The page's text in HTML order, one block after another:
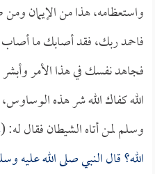
واستعظامه، هذا من الإيمان
فاحمد ربك، فقد أصابك ما أصاب
فجاهد نفسك في هذا الأمر
الله كفاك الله شر هذه
وسلم لمن أتاه الشيطان فقال له: (
الله؟ قال النبي صلى الله عليه